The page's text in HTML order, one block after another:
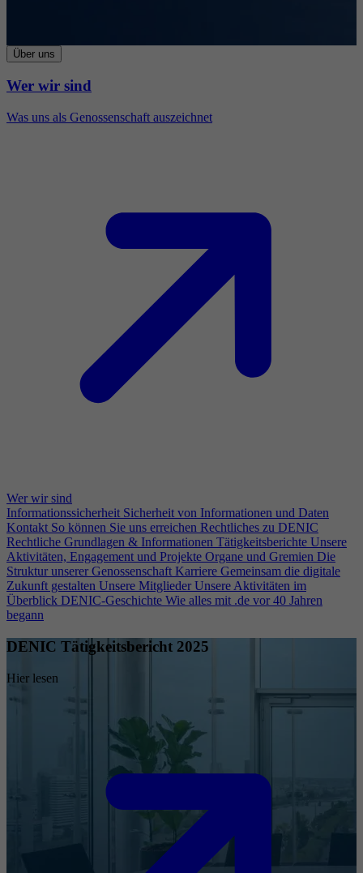
Über uns
Wer wir sind
Was uns als Genossenschaft auszeichnet
Wer wir sind
Informationssicherheit Sicherheit von Informationen und Daten
Kontakt So können Sie uns erreichen Rechtliches zu DENIC
Rechtliche Grundlagen & Informationen Tätigkeitsberichte Unsere
Aktivitäten, Engagement und Projekte Organe und Gremien Die
Struktur unserer Genossenschaft Karriere Gemeinsam die digitale
Zukunft gestalten Unsere Mitglieder Unsere Aktivitäten im
Überblick DENIC-Geschichte Wie alles mit .de vor 40 Jahren
begann
DENIC Tätigkeitsbericht 2025
Hier lesen